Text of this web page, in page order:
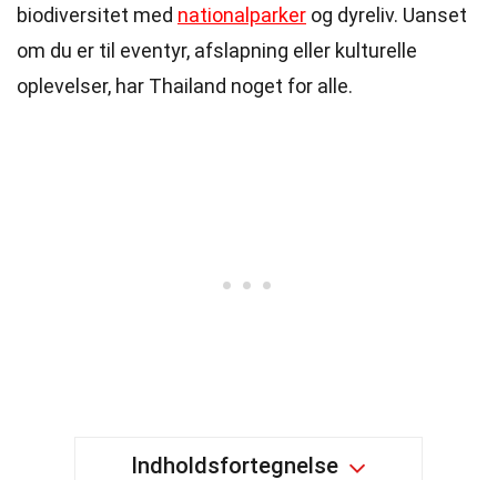
biodiversitet med nationalparker og dyreliv. Uanset
om du er til eventyr, afslapning eller kulturelle
oplevelser, har Thailand noget for alle.
Indholdsfortegnelse